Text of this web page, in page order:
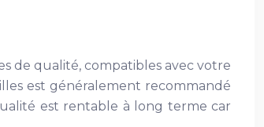
de qualité, compatibles avec votre
est généralement recommandé
est rentable à long terme car